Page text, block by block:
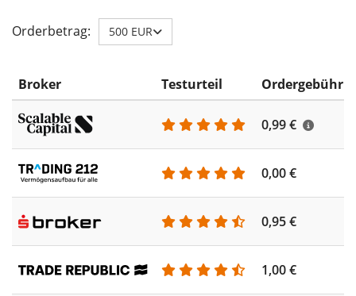
Orderbetrag: 500 EUR
Broker Testurteil Ordergebühr
0,99 €
0,00 €
0,95 €
1,00 €